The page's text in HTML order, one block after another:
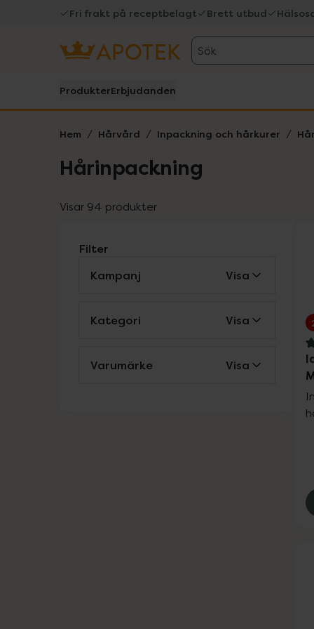
Fri frakt på receptbelagt Brett utbud
Sök
ProdukterErbjudanden
Hem Hårvård Inpackning och hårkurer
Hårinpackning
Visar 94 produkter
Filter
Kampanj
Visa
Kategori Visa
Varumärke Visa